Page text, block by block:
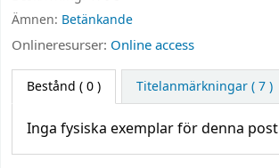
Ämnen: Betänkande
Onlineresurser: Online access
Bestånd ( 0 ) Titelanmärkningar ( 7 )
Inga fysiska exemplar för denna post